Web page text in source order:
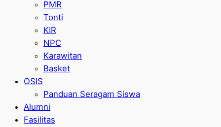
PMR
Tonti
KIR
NPC
Karawitan
Basket
OSIS
Panduan Seragam Siswa
Alumni
Fasilitas